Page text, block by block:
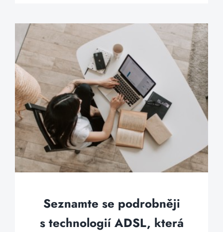
Seznamte se podrobněji
s technologií ADSL, která